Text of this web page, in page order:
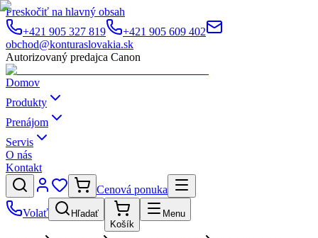
Preskočiť na hlavný obsah
+421 905 327 819
+421 905 609 402
obchod@konturaslovakia.sk
Autorizovaný predajca Canon
Domov
Produkty
Prenájom
Servis
O nás
Kontakt
Cenová ponuka
Volať
Hľadať
Košík
Menu